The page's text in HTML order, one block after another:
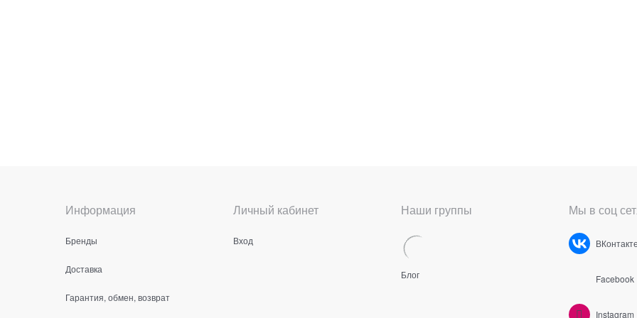
Информация
Бренды
Доставка
Гарантия, обмен, возврат
Личный кабинет
Вход
Наши группы
Блог
Мы в соц
Facebook
Instagram